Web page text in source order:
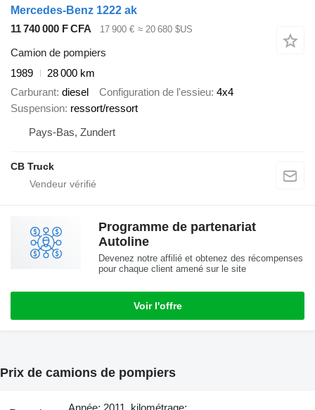
Mercedes-Benz 1222 ak
11 740 000 F CFA
17 900 € ≈ 20 680 $US
Camion de pompiers
1989
28 000 km
Carburant diesel Configuration de l'essieu 4x4
Suspension ressort/ressort
Pays-Bas, Zundert
CB Truck
Programme de partenariat
Autoline
Devenez notre affilié et obtenez des récompenses
pour chaque client amené sur le site
Voir l'offre
Prix de camions de pompiers
Année: 2011, kilométrage: